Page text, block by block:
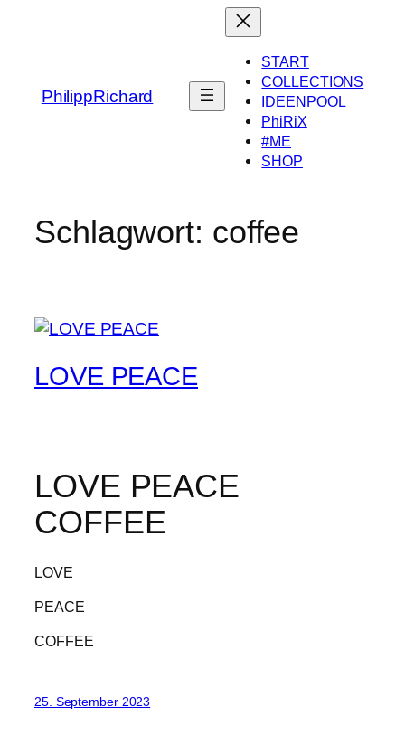
PhilippRichard
START
COLLECTIONS
IDEENPOOL
PhiRiX
#ME
SHOP
Schlagwort: coffee
LOVE PEACE
LOVE PEACE
COFFEE
LOVE
PEACE
COFFEE
25. September 2023